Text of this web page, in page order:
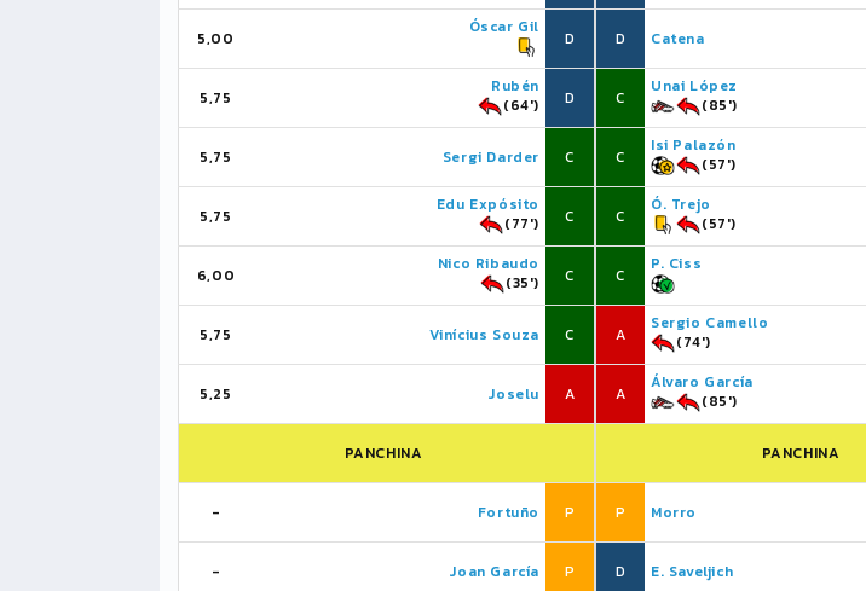
5,00
Óscar Gil
D
5,75
Rubén
(64')
D
5,75 Sergi Darder C
5,75
Edu Expósito
(77')
C
6,00
Nico Ribaudo
(35')
C
5,75 Vinícius Souza C
5,25 Joselu A
PANCHINA
- Fortuño P
- Joan García P
D Catena
C
Unai López
(85')
C
Isi Palazón
(57')
C
Ó. Trejo
(57')
C
P. Ciss
A
Sergio Camello
(74')
A
Álvaro García
(85')
PANCHINA
P Morro
D E. Saveljich